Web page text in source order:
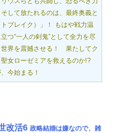
して放たれるのは、最終奥義と
ブレイク）」！ もはや戦力温
つ“一人の剣鬼”として全力を尽
世界を震撼させる！ 果たしてク
女ローゼミアを救えるのか!?
今始まる！
改活6 政略結婚は嫌なので、雑